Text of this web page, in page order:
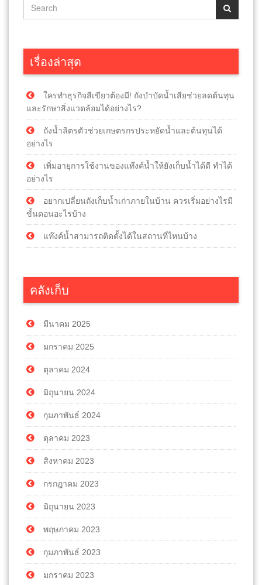
เรื่องล่าสุด
ใครทำธุรกิจสีเขียวต้องมี! ถังบำบัดน้ำเสียช่วยลดต้นทุน
และรักษาสิ่งแวดล้อมได้อย่างไร?
ถังน้ำลิตรตัวช่วยเกษตรกรประหยัดน้ำและต้นทุนได้
อย่างไร
เพิ่มอายุการใช้งานของแท๊งค์น้ำให้ยังเก็บน้ำได้ดี ทำได้
อย่างไร
อยากเปลี่ยนถังเก็บน้ำเก่าภายในบ้าน ควรเริ่มอย่างไรมี
ขั้นตอนอะไรบ้าง
แท๊งค์น้ำสามารถติดตั้งได้ในสถานที่ไหนบ้าง
คลังเก็บ
มีนาคม 2025
มกราคม 2025
ตุลาคม 2024
มิถุนายน 2024
กุมภาพันธ์ 2024
ตุลาคม 2023
สิงหาคม 2023
กรกฎาคม 2023
มิถุนายน 2023
พฤษภาคม 2023
กุมภาพันธ์ 2023
มกราคม 2023